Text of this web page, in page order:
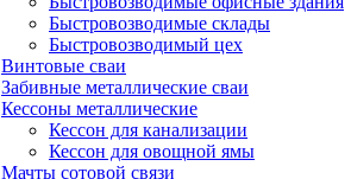
Быстровозводимые склады
Быстровозводимый цех
Винтовые сваи
Забивные металлические сваи
Кессоны металлические
Кессон для канализации
Кессон для овощной ямы
Мачты сотовой связи